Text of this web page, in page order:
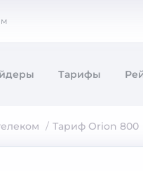
Тарифы
Тариф Orion 800